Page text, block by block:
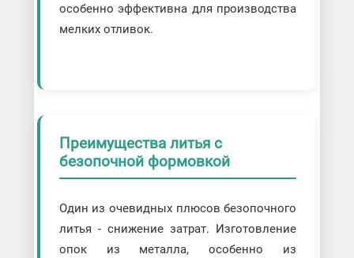
особенно эффективна для производства
мелких отливок.
Преимущества литья с
безопочной формовкой
Один из очевидных плюсов безопочного
литья - снижение затрат. Изготовление
опок из металла, особенно из